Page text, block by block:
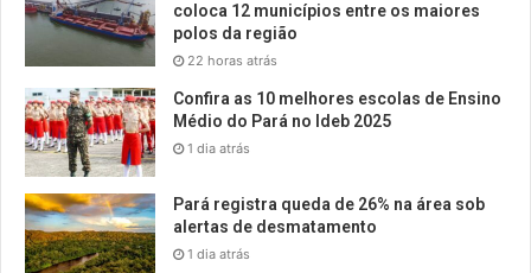
coloca 12 municípios entre os maiores
polos da região
22 horas atrás
Confira as 10 melhores escolas de Ensino
Médio do Pará no Ideb 2025
1 dia atrás
Pará registra queda de 26% na área sob
alertas de desmatamento
1 dia atrás